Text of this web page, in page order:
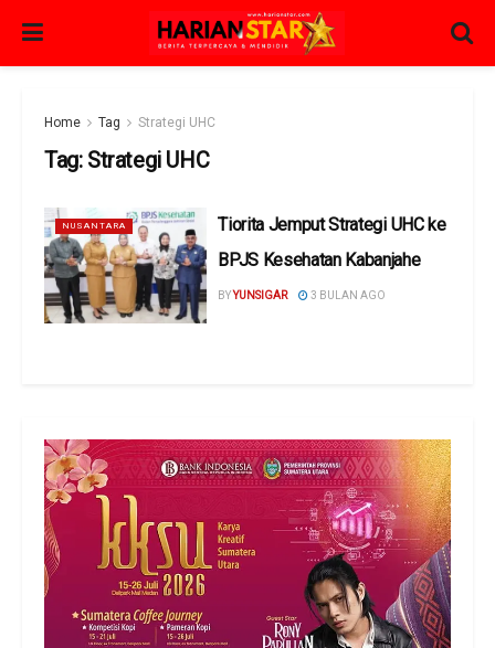
Home Tag Strategi UHC
Tag: Strategi UHC
NUSANTARA
Tiorita Jemput Strategi UHC ke
BPJS Kesehatan Kabanjahe
BYYUNSIGAR 3 BULAN AGO